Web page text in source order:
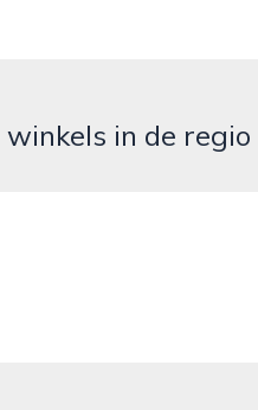
in de regio